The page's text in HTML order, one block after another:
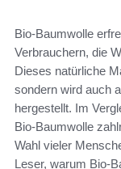
Bio-Baumwolle
Verbrauchern, die
Dieses natürliche
sondern wird auch
hergestellt. Im
Bio-Baumwolle
Wahl vieler
Leser, warum Bio-